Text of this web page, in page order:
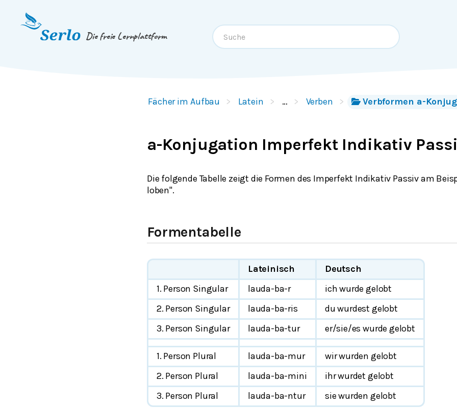
Springe zum
Die freie Lernplattform
Fächer im Aufbau Latein … Verben Verbformen a-
a-Konjugation Imperfekt Indikativ
Die folgende Tabelle zeigt die Formen des Imperfekt Indikativ Passiv am
loben".
Formentabelle
Lateinisch
Deutsch
1. Person Singular
lauda-ba-r
ich wurde gelobt
2. Person Singular
lauda-ba-ris
du wurdest gelobt
3. Person Singular
lauda-ba-tur er/sie/es wurde gelobt
1. Person Plural lauda-ba-mur
wir wurden gelobt
2. Person Plural
lauda-ba-mini
ihr wurdet gelobt
3. Person Plural
lauda-ba-ntur sie wurden gelobt